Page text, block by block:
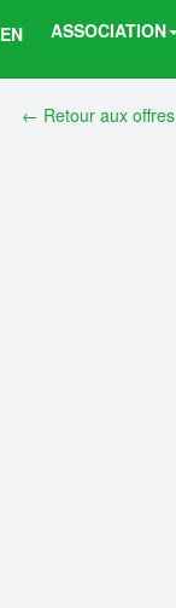
EN ASSOCIATION
← Retour aux offres